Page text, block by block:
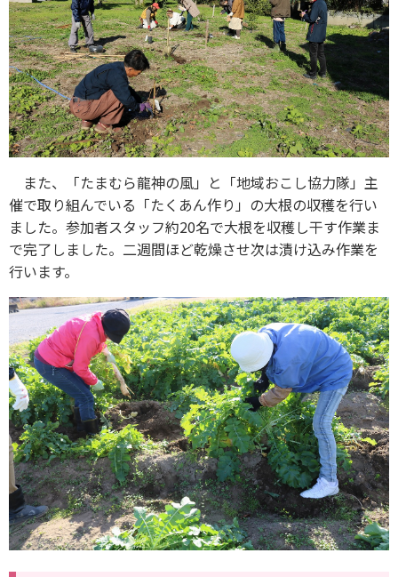
また、「たまむら龍神の風」と「地域おこし協力隊」主
催で取り組んでいる「たくあん作り」の大根の収穫を行い
ました。参加者スタッフ約20名で大根を収穫し干す作業ま
で完了しました。二週間ほど乾燥させ次は漬け込み作業を
行います。